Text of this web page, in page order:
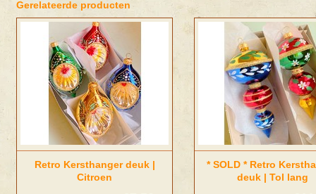
Gerelateerde producten
Retro Kersthanger deuk |
Citroen
* SOLD * Retro
deuk | Tol lang